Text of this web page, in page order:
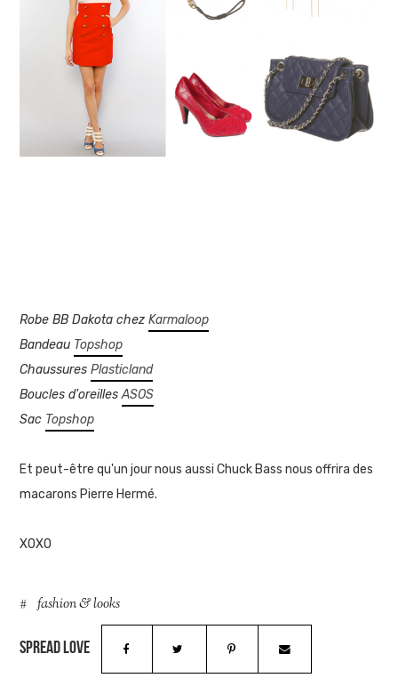
Robe BB Dakota chezKarmaloop
Bandeau Topshop
ChaussuresPlasticland
Boucles d'oreillesASOS
Sac Topshop
Et peut-être qu'un jour nous aussi Chuck Bass nous offrira des
macarons Pierre Hermé.
XOXO
fashion & looks